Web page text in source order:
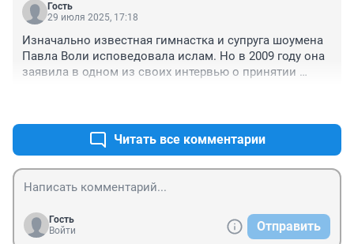
Гость
29 июля 2025, 17:18
Изначально известная гимнастка и супруга шоумена
Павла Воли исповедовала ислам. Но в 2009 году она
заявила в одном из своих интервью о принятии
Читать все комментарии
Гость
Войти
Отправить